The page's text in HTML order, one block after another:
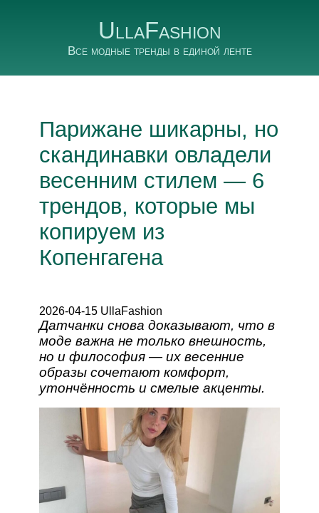
UllaFashion
Все модные тренды в единой ленте
Парижане шикарны, но
скандинавки овладели
весенним стилем — 6
трендов, которые мы
копируем из
Копенгагена
2026-04-15 UllaFashion
Датчанки снова доказывают, что в
моде важна не только внешность,
но и философия — их весенние
образы сочетают комфорт,
утончённость и смелые акценты.